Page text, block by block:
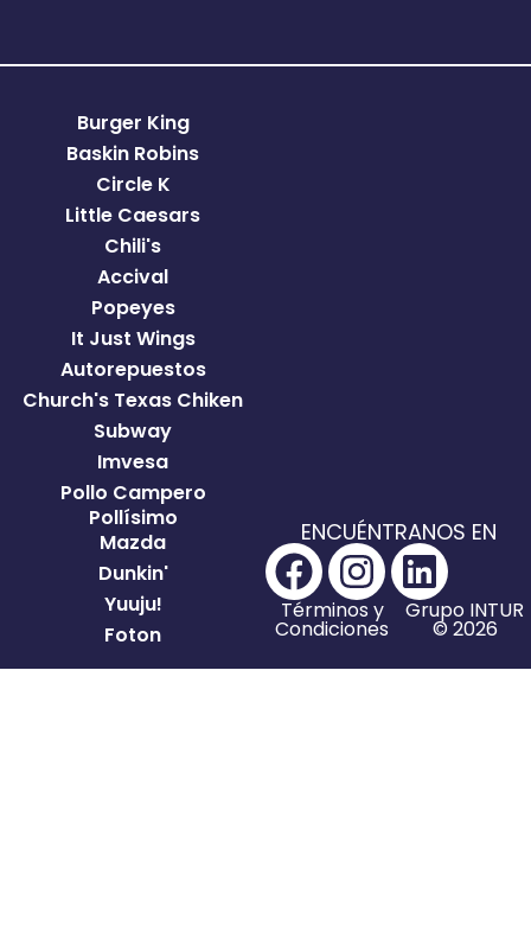
Burger King
Baskin Robins
Circle K
Little Caesars
Chili's
Accival
Popeyes
It Just Wings
Autorepuestos
Church's Texas Chiken
Subway
Imvesa
Pollo Campero
Pollísimo
Mazda
Dunkin'
Yuuju!
Foton
ENCUÉNTRANOS EN
Términos y
Condiciones
Grupo INTUR
© 2026